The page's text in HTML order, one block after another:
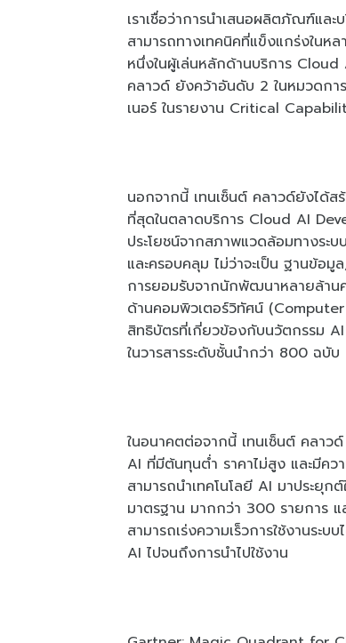
เราเชื่อว่าการนําเสนอผลิตภัณฑ์แล
สามารถทางเทคนิคที่แข็งแกร่งในห
หนึ่งในผู้เล่นหลักด้านบริการ
คลาวด์ ยังคว้าอันดับ 2 ในหมวดกา
เนอร์ ในรายงาน Critical
นอกจากนี้ เทนเซ็นต์ คลาวด์ยังได้ส
ที่สุดในตลาดบริการ Cloud AI
ประโยชน์จากสภาพแวดล้อมทางระ
และครอบคลุม ไม่ว่าจะเป็น ฐานข้อ
การยอมรับจากนักพัฒนาหลายล้าน
ด้านคอมพิวเตอร์วิทัศน์
สิทธิบัตรที่เกี่ยวข้องกับนวัตกรรม
ในวารสารระดับชั้นนำกว่า 800 ฉบับ
ในอนาคตต่อจากนี้ เทนเซ็นต์ คลาว
AI ที่มีต้นทุนต่ำ ราคาไม่สูง และมีคว
สามารถนำเทคโนโลยี AI มาประยุก
มาตรฐาน มากกว่า 300 รายการ
สามารถเร่งความเร็วการใช้งานร
AI ไปจนถึงการนำไปใช้งาน